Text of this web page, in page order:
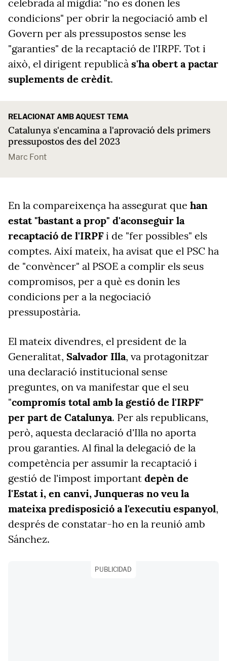
celebrada al migdia: "no es donen les
condicions" per obrir la negociació amb el
Govern per als pressupostos sense les
"garanties" de la recaptació de l'IRPF. Tot i
això, el dirigent republicà s'ha obert a pactar
suplements de crèdit.
RELACIONAT AMB AQUEST TEMA
Catalunya s'encamina a l'aprovació dels primers
pressupostos des del 2023
Marc Font
En la compareixença ha assegurat que han
estat "bastant a prop" d'aconseguir la
recaptació de l'IRPFi de "fer possibles" els
comptes. Així mateix, ha avisat que el PSC ha
de "convèncer" al PSOE a complir els seus
compromisos, per a què es donin les
condicions per a la negociació
pressupostària.
El mateix divendres, el president de la
Generalitat, Salvador Illa, va protagonitzar
una declaració institucional sense
preguntes, on va manifestar que el seu
"compromís total amb la gestió de l'IRPF"
per part de Catalunya. Per als republicans,
però, aquesta declaració d'Illa no aporta
prou garanties. Al final la delegació de la
competència per assumir la recaptació i
gestió de l'impost important depèn de
l'Estat i, en canvi, Junqueras no veu la
mateixa predisposició a l'executiu espanyol,
després de constatar-ho en la reunió amb
Sánchez.
PUBLICIDAD